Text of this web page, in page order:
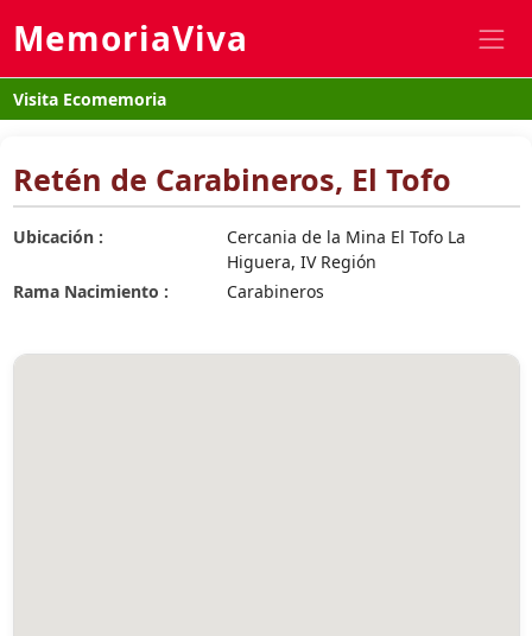
MemoriaViva
Visita Ecomemoria
Retén de Carabineros, El Tofo
Ubicación :
Cercania de la Mina El Tofo La
Higuera, IV Región
Rama Nacimiento :
Carabineros